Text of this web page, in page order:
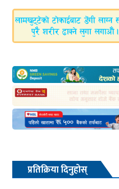
प्रतिक्रिया दिनुहोस्